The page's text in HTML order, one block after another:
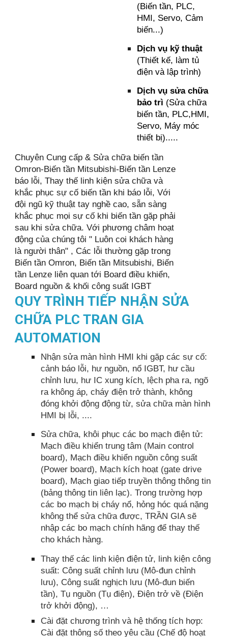
(Biến tần, PLC,
HMI, Servo, Cảm
biến...)
Dịch vụ kỹ thuật
(Thiết kế, làm tủ
điện và lập trình)
Dịch vụ sửa chữa
bảo trì (Sửa chữa
biến tần, PLC,HMI,
Servo, Máy móc
thiết bị).....
Chuyên Cung cấp & Sửa chữa biến tần
Omron-Biến tần Mitsubishi-Biến tần Lenze
báo lỗi, Thay thế linh kiện sửa chữa và
khắc phục sự cố biến tần khi báo lỗi, Với
đội ngũ kỹ thuật tay nghề cao, sẵn sàng
khắc phục mọi sự cố khi biến tần gặp phải
sau khi sửa chữa. Với phương châm hoạt
động của chúng tôi " Luôn coi khách hàng
là người thân" , Các lỗi thường gặp trong
Biến tần Omron, Biến tần Mitsubishi, Biến
tần Lenze liên quan tới Board điều khiển,
Board nguồn & khối công suất IGBT
QUY TRÌNH TIẾP NHẬN SỬA
CHỮA PLC TRAN GIA
AUTOMATION
Nhận sửa màn hình HMI khi gặp các sự cố:
cảnh báo lỗi, hư nguồn, nổ IGBT, hư cầu
chỉnh lưu, hư IC xung kích, lệch pha ra, ngõ
ra không áp, cháy điện trở thành, không
đóng khởi động động từ, sửa chữa màn hình
HMI bị lỗi, ....
Sửa chữa, khôi phục các bo mạch điện tử:
Mạch điều khiển trung tâm (Main control
board), Mạch điều khiển nguồn công suất
(Power board), Mạch kích hoạt (gate drive
board), Mạch giao tiếp truyền thông thông tin
(bảng thông tin liên lạc). Trong trường hợp
các bo mạch bị cháy nổ, hỏng hóc quá nặng
không thể sửa chữa được, TRẦN GIA sẽ
nhập các bo mạch chính hãng để thay thế
cho khách hàng.
Thay thế các linh kiện điện tử, linh kiện công
suất: Công suất chỉnh lưu (Mô-đun chỉnh
lưu), Công suất nghịch lưu (Mô-đun biến
tần), Tụ nguồn (Tụ điện), Điện trở về (Điện
trở khởi động), …
Cài đặt chương trình và hệ thống tích hợp:
Cài đặt thông số theo yêu cầu (Chế độ hoạt